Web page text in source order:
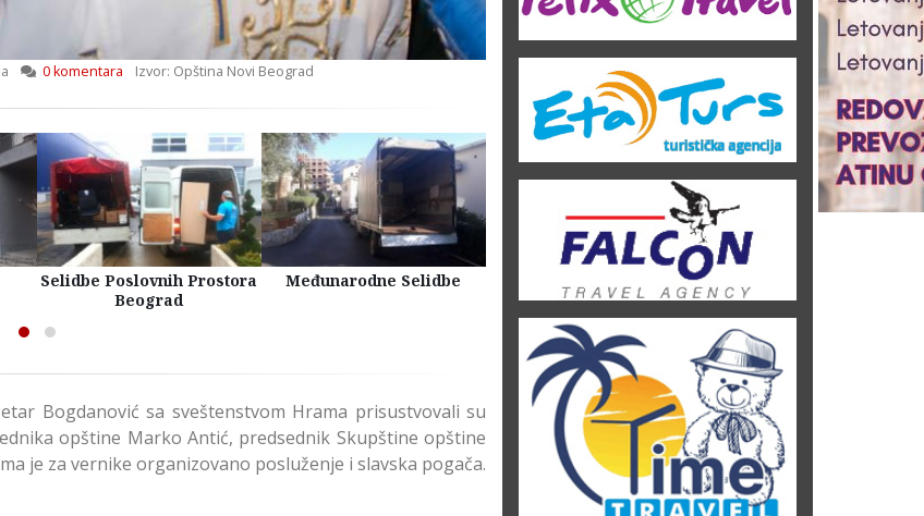
0 komentara Izvor: Opština Novi Beograd
Selidbe Poslovnih Prostora
Beograd
Međunarodne Selidbe Selidbe Firme Beograd
Magacin Lagerovanje
Bogdanović sa sveštenstvom Hrama prisustvovali su
opštine Marko Antić, predsednik Skupštine opštine
je za vernike organizovano posluženje i slavska pogača.